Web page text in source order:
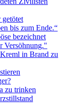
getötet
bis zum Ende.“
bezeichnet
Versöhnung."
in Brand zu
zu trinken